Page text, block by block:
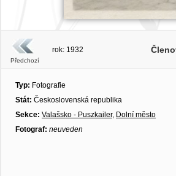
Předchozí
rok: 1932
Typ: Fotografie
Stát: Československá republika
Sekce: Valašsko - Puszkailer, Dolní město
Fotograf: neuveden